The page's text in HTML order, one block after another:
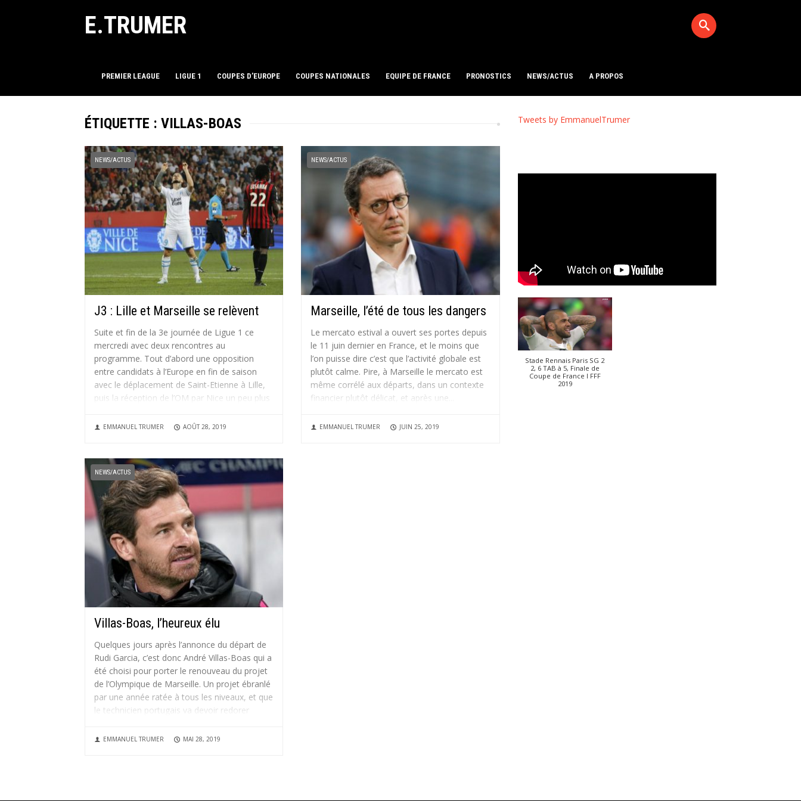
E.TRUMER
PREMIER LEAGUE LIGUE 1 COUPES D’EUROPE COUPES NATIONALES EQUIPE DE FRANCE PRONOSTICS NEWS/ACTUS A PROPOS
ÉTIQUETTE : VILLAS-BOAS
NEWS/ACTUS
J3 : Lille et Marseille se relèvent
Suite et fin de la 3e journée de Ligue 1 ce
mercredi avec deux rencontres au
programme. Tout d’abord une opposition
entre candidats à l’Europe en fin de saison
avec le déplacement de Saint-Etienne à Lille,
puis la réception de l’OM par Nice un peu plus
EMMANUEL TRUMER AOÛT 28, 2019
NEWS/ACTUS
Marseille, l’été de tous les dangers
Le mercato estival a ouvert ses portes depuis
le 11 juin dernier en France, et le moins que
l’on puisse dire c’est que l’activité globale est
plutôt calme. Pire, à Marseille le mercato est
même corrélé aux départs, dans un contexte
financier plutôt délicat, et après une...
EMMANUEL TRUMER JUIN 25, 2019
NEWS/ACTUS
Villas-Boas, l’heureux élu
Quelques jours après l’annonce du départ de
Rudi Garcia, c’est donc André Villas-Boas qui a
été choisi pour porter le renouveau du projet
de l’Olympique de Marseille. Un projet ébranlé
par une année ratée à tous les niveaux, et que
le technicien portugais va devoir redorer
EMMANUEL TRUMER MAI 28, 2019
Tweets by EmmanuelTrumer
Stade Rennais Paris SG 2
2, 6 TAB à 5, Finale de
Coupe de France I FFF
2019